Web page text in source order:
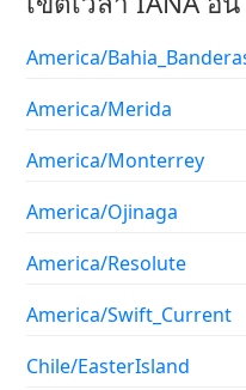
America/
America/Merida
America/Monterrey
America/Ojinaga
America/Resolute
America/Swift_Current
Chile/EasterIsland